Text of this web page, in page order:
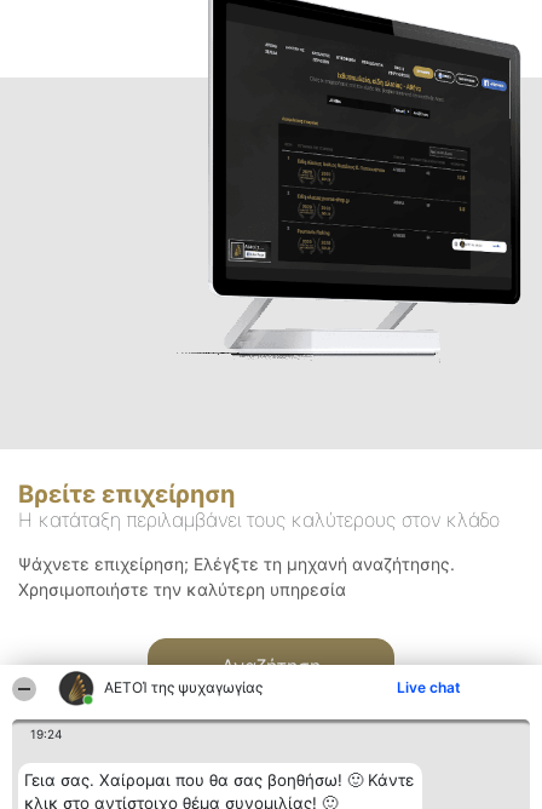
ΑΕΤΟΊ της ψυχαγωγίας Live chat
19:24
Γεια σας. Χαίρομαι που θα σας βοηθήσω! 🙂 Κάντε
κλικ στο αντίστοιχο θέμα συνομιλίας! 🙂
Βρείτε επιχείρηση
Η κατάταξη περιλαμβάνει τους καλύτερους στον κλάδο
Ψάχνετε επιχείρηση; Ελέγξτε τη μηχανή αναζήτησης.
Χρησιμοποιήστε την καλύτερη υπηρεσία
Αναζήτηση